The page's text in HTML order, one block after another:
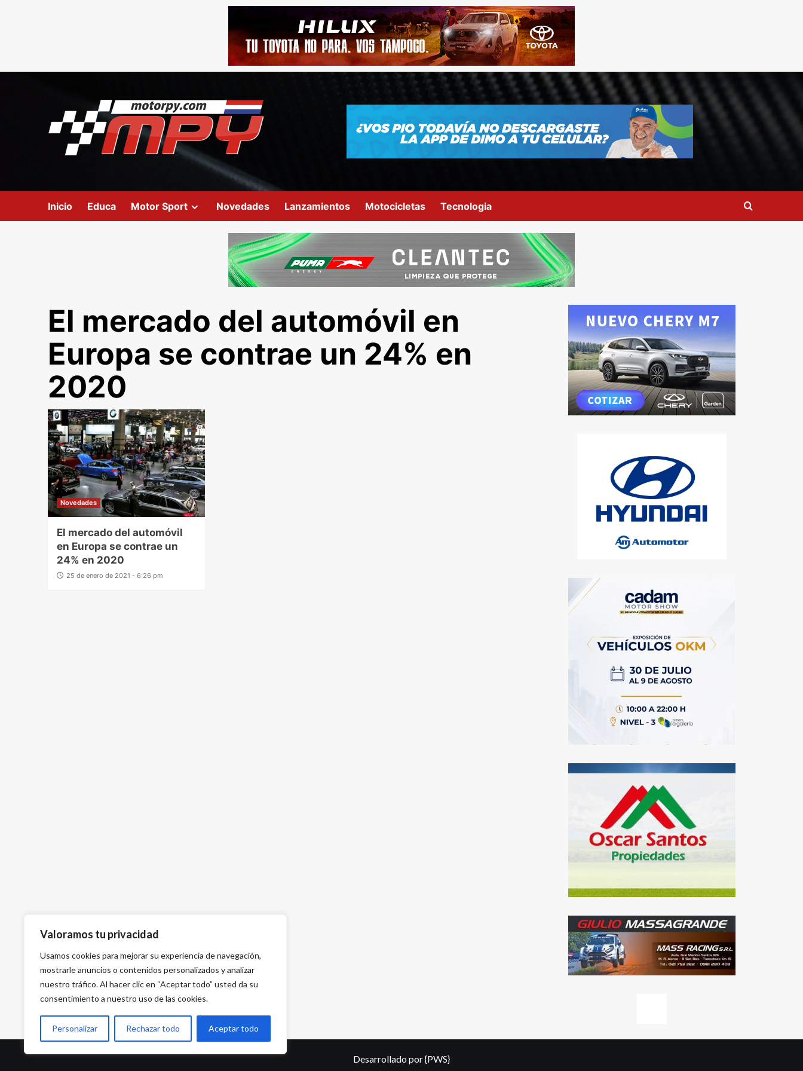
Valoramos tu privacidad
Usamos cookies para mejorar su experiencia de navegación,
mostrarle anuncios o contenidos personalizados y analizar
nuestro tráfico. Al hacer clic en “Aceptar todo” usted da su
consentimiento a nuestro uso de las cookies.
Personalizar Rechazar todo Aceptar todo
Inicio Educa Motor Sport Novedades Lanzamientos Motocicletas Tecnologia
El mercado del automóvil en
Europa se contrae un 24% en
2020
Novedades
El mercado del automóvil
en Europa se contrae un
24% en 2020
25 de enero de 2021 - 6:26 pm
Desarrollado por{PWS}